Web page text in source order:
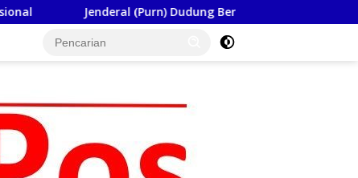
Jenderal (Purn) Dudung Beri Kuliah Umum di Seskoad,Ungkap